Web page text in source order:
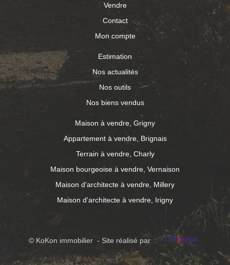
Vendre
Contact
Mon compte
Estimation
Nos actualités
Nos outils
Nos biens vendus
Maison à vendre, Grigny
Appartement à vendre, Brignais
Terrain à vendre, Charly
Maison bourgeoise à vendre, Vernaison
Maison d'architecte à vendre, Millery
Maison d'architecte à vendre, Irigny
© KoKon immobilier - Site réalisé par :